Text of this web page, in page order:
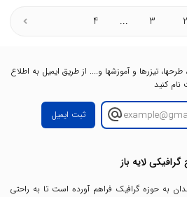
2
3
...
4
تیزرها و آموزشها و.... از طریق ایمیل به اطلاع
کنید
ثبت ایمیل
لایه باز
به حوزه گرافیک فراهم آورده است تا به راحتی